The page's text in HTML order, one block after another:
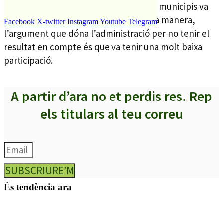
Facebook X-twitter InstagramYoutube Telegram
conèixer l’opinió dels veïns. En els dos municipis va
guanyar el NO a la prolongació. De tota manera,
l’argument que dóna l’administració per no tenir el
resultat en compte és que va tenir una molt baixa
participació.
A partir d’ara no et perdis res. Rep
els titulars al teu correu
SUBSCRIURE’M
És tendència ara